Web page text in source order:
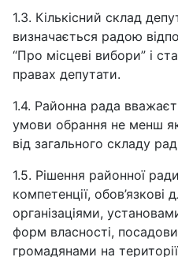
1.3. Кількісний склад
визначається радою
“Про місцеві вибори” і
правах депутати.
1.4. Районна рада
умови обрання не менш
від загального складу
1.5. Рішення районної
компетенції, обов’язкові
організаціями,
форм власності,
громадянами на